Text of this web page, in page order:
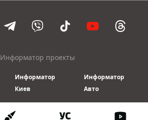
Информатор проекты
Информатор
Киев
Информатор
Авто
© 2016-2026 Informator